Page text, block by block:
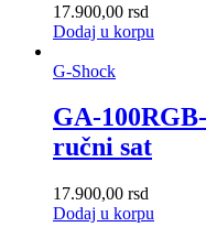
17.900,00 rsd
Dodaj u korpu
G-Shock
GA-
ručni sat
17.900,00 rsd
Dodaj u korpu